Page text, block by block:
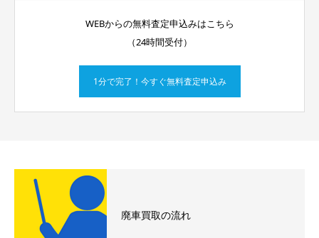
WEBからの無料査定申込みはこちら
（24時間受付）
1分で完了！今すぐ無料査定申込み
廃車買取の流れ